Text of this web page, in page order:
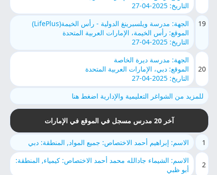
التاريخ: 2025-04-27
19
الجهة: مدرسة ويلسبرينغ الدولية - رأس الخيمة(LifePlus)
الموقع: رأس الخيمة، الإمارات العربية المتحدة
التاريخ: 2025-04-27
20
الجهة: مدرسة ديرة الخاصة
الموقع: دبي، الإمارات العربية المتحدة
التاريخ: 2025-04-27
للمزيد من الشواغر التعليمية والإدارية اضغط هنا
آخر 20 مدرس مسجل في الموقع في الإمارات
1 الاسم: إبراهيم أحمد الاختصاص: جميع المواد, المنطقة: دبي
2
الاسم: الشيماء جادالله محمد أحمد الاختصاص: كيمياء, المنطقة:
أبو ظبي